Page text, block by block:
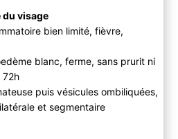
du visage
bien limité, fièvre,
blanc, ferme, sans prurit ni
72h
puis vésicules ombiliquées,
et segmentaire